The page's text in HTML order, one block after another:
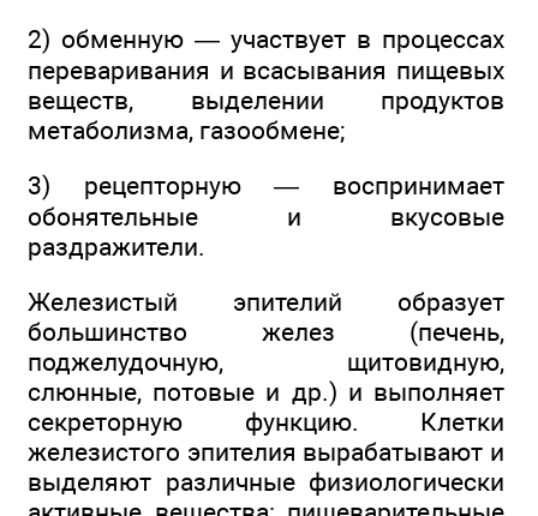
2) обменную — участвует в процессах
переваривания и всасывания пищевых
веществ, выделении продуктов
метаболизма, газообмене;
3) рецепторную — воспринимает
обонятельные и вкусовые
раздражители.
Железистый эпителий образует
большинство желез (печень,
поджелудочную, щитовидную,
слюнные, потовые и др.) и выполняет
секреторную функцию. Клетки
железистого эпителия вырабатывают и
выделяют различные физиологически